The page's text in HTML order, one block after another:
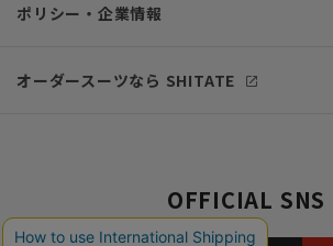
ポリシー・企業情報
オーダースーツなら SHITATE
OFFICIAL SNS